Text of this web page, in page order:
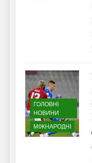
ГОЛОВНІ
НОВИНИ
МІЖНАРОДНІ